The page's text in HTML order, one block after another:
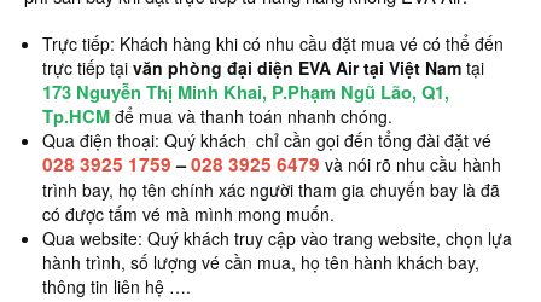
Trực tiếp: Khách hàng khi có nhu cầu đặt mua vé có thể đến
trực tiếp tại văn phòng đại diện EVA Air tại Việt Nam tại
173 Nguyễn Thị Minh Khai, P.Phạm Ngũ Lão, Q1,
Tp.HCM để mua và thanh toán nhanh chóng.
Qua điện thoại: Quý khách chỉ cần gọi đến tổng đài đặt vé
028 3925 1759–028 3925 6479 và nói rõ nhu cầu hành
trình bay, họ tên chính xác người tham gia chuyến bay là đã
có được tấm vé mà mình mong muốn.
Qua website: Quý khách truy cập vào trang website, chọn lựa
hành trình, số lượng vé cần mua, họ tên hành khách bay,
thông tin liên hệ ….